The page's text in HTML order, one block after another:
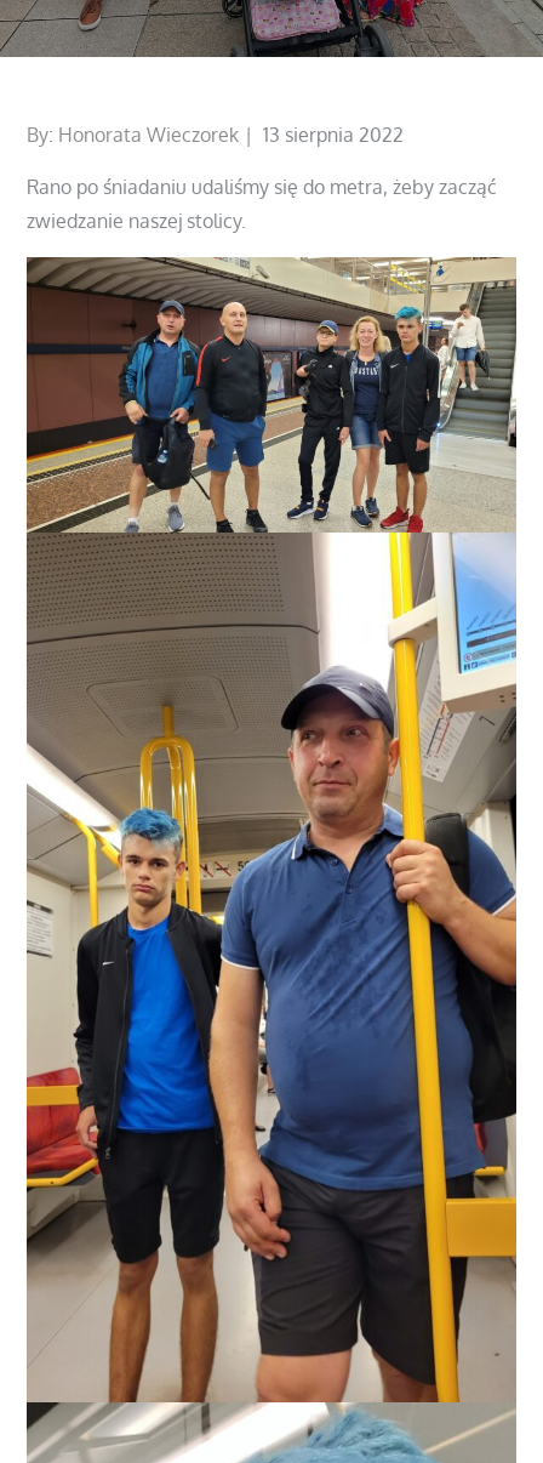
By: Honorata Wieczorek
Posted
13 sierpnia 2022
Rano po śniadaniu udaliśmy się do metra, żeby zacząć
zwiedzanie naszej stolicy.